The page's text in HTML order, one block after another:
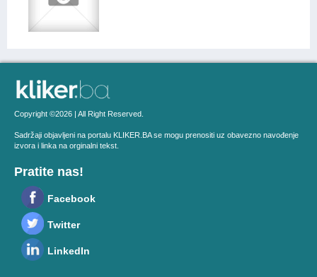
Copyright ©2026 | All Right Reserved.
Sadržaji objavljeni na portalu KLIKER.BA se mogu prenositi uz obavezno navođenje
izvora i linka na orginalni tekst.
Pratite nas!
Facebook
Twitter
LinkedIn